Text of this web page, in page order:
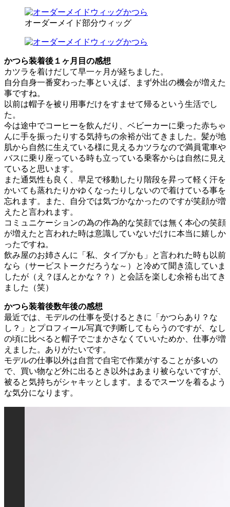
オーダーメイド部分ウィッグ
かつら装着後１ヶ月目の感想
カツラを着けだして早一ヶ月が経ちました。
自分自身一番変わった事といえば、まず外出の機会が増えた
事ですね。
以前は帽子を被り用事だけをすませて帰るという生活でし
た。
今は途中でコーヒーを飲んだり、ベビーカーに乗った赤ちゃ
んに手を振ったりする気持ちの余裕が出てきました。髪が地
肌から自然に生えている様に見えるカツラなので満員電車や
バスに乗り座っている時も立っている乗客からは自然に見え
ていると思います。
また通気性も良く、早足で移動したり階段を昇って軽く汗を
かいても蒸れたりかゆくなったりしないので着けている事を
忘れます。
また、自分では気づかなかったのですが笑顔が増
えたと言われます。
コミュニケーションの為の作為的な笑顔では無く本心の笑顔
が増えたと言われた時は意識していないだけに本当に嬉しか
ったですね。
飲み屋のお姉さんに「私、タイプかも」と言われた時も以前
なら（サービストークだろうな～）と冷めて聞き流していま
したが（え？ほんとかな？？）と会話を楽しむ余裕も出てき
ました（笑）
かつら装着後数年後の感想
最近では、モデルの仕事を受けるときに「かつらあり？な
し？」とプロフィール写真で判断してもらうのですが、なし
の頃に比べると帽子でごまかさなくていいためか、仕事が増
えました。ありがたいです。
モデルの仕事以外は自営で自宅で作業がすることが多いの
で、買い物など外に出るとき以外はあまり被らないですが、
被ると気持ちがシャキッとします。まるでスーツを着るよう
な気分になります。